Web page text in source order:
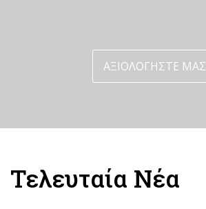
ΑΞΙΟΛΟΓΗΣΤΕ ΜΑΣ
Τελευταία Νέα